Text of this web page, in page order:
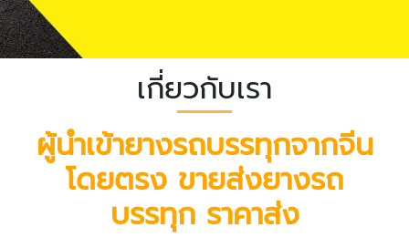
เกี่ยวกับเรา
ผู้นำเข้ายางรถบรรทุกจากจีน
โดยตรง ขายส่งยางรถ
บรรทุก ราคาส่ง